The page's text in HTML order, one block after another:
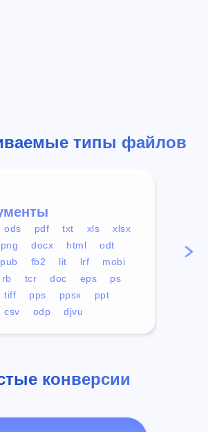
типы файлов
ods pdf txt xls
xlsx
png docx html
odt
fb2 lit lrf
mobi
rb tcr doc eps
ps
tiff pps ppsx
ppt
csv odp djvu
mp4
конверсии